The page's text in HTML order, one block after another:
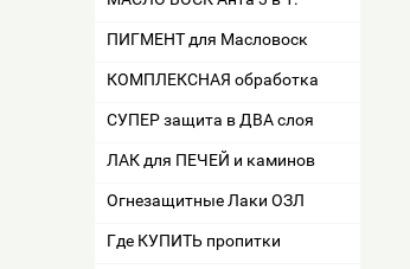
ПИГМЕНТ для Масловоск
КОМПЛЕКСНАЯ обработка
СУПЕР защита в ДВА слоя
ЛАК для ПЕЧЕЙ и каминов
Огнезащитные Лаки ОЗЛ
Где КУПИТЬ пропитки